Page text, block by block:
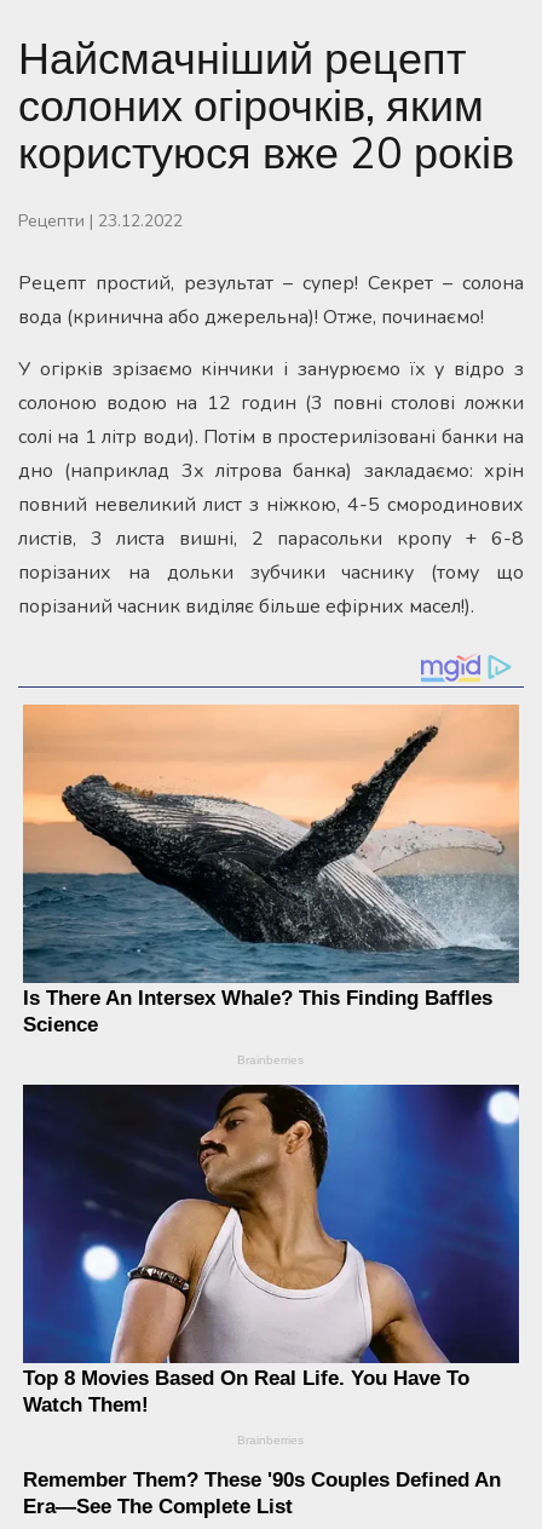
Найсмачніший рецепт
солоних огірочків, яким
користуюся вже 20 років
Рецепти | 23.12.2022
Рецепт простий, результат – супер! Секрет – солона
вода (кринична або джерельна)! Отже, починаємо!
У огірків зрізаємо кінчики і занурюємо їх у відро з
солоною водою на 12 годин (3 повні столові ложки
солі на 1 літр води). Потім в простерилізовані банки на
дно (наприклад 3х літрова банка) закладаємо: хрін
повний невеликий лист з ніжкою, 4-5 смородинових
листів, 3 листа вишні, 2 парасольки кропу + 6-8
порізаних на дольки зубчики часнику (тому що
порізаний часник виділяє більше ефірних масел!).